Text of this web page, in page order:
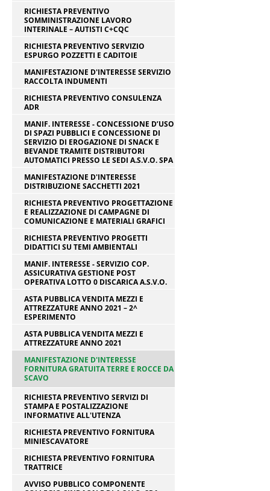
RICHIESTA PREVENTIVO
SOMMINISTRAZIONE LAVORO
INTERINALE – AUTISTI C+CQC
RICHIESTA PREVENTIVO SERVIZIO
ESPURGO POZZETTI E CADITOIE
MANIFESTAZIONE D'INTERESSE SERVIZIO
RACCOLTA INDUMENTI
RICHIESTA PREVENTIVO CONSULENZA
ADR
MANIF. INTERESSE - CONCESSIONE D’USO
DI SPAZI PUBBLICI E CONCESSIONE DI
SERVIZIO DI EROGAZIONE DI SNACK E
BEVANDE TRAMITE DISTRIBUTORI
AUTOMATICI PRESSO LE SEDI A.S.V.O. SPA
MANIFESTAZIONE D'INTERESSE
DISTRIBUZIONE SACCHETTI 2021
RICHIESTA PREVENTIVO PROGETTAZIONE
E REALIZZAZIONE DI CAMPAGNE DI
COMUNICAZIONE E MATERIALI GRAFICI
RICHIESTA PREVENTIVO PROGETTI
DIDATTICI SU TEMI AMBIENTALI
MANIF. INTERESSE - SERVIZIO COP.
ASSICURATIVA GESTIONE POST
OPERATIVA LOTTO 0 DISCARICA A.S.V.O.
ASTA PUBBLICA VENDITA MEZZI E
ATTREZZATURE ANNO 2021 – 2^
ESPERIMENTO
ASTA PUBBLICA VENDITA MEZZI E
ATTREZZATURE ANNO 2021
MANIFESTAZIONE D'INTERESSE
FORNITURA GRATUITA TERRE E ROCCE DA
SCAVO
RICHIESTA PREVENTIVO SERVIZI DI
STAMPA E POSTALIZZAZIONE
INFORMATIVE ALL'UTENZA
RICHIESTA PREVENTIVO FORNITURA
MINIESCAVATORE
RICHIESTA PREVENTIVO FORNITURA
TRATTRICE
AVVISO PUBBLICO COMPONENTE